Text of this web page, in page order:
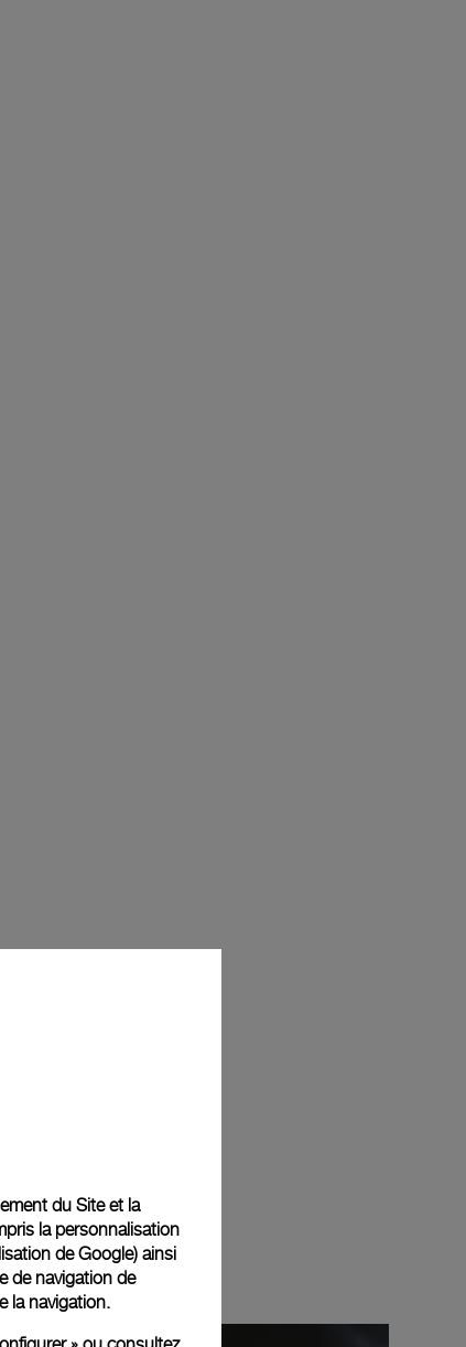
du Site et la
la personnalisation
de Google) ainsi
de navigation de
la navigation.